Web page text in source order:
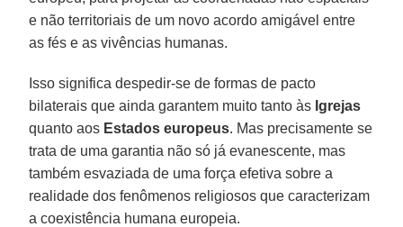
e não territoriais de um novo acordo amigável entre
as fés e as vivências humanas.
Isso significa despedir-se de formas de pacto
bilaterais que ainda garantem muito tanto às Igrejas
quanto aos Estados europeus. Mas precisamente se
trata de uma garantia não só já evanescente, mas
também esvaziada de uma força efetiva sobre a
realidade dos fenômenos religiosos que caracterizam
a coexistência humana europeia.